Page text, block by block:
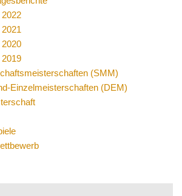
(SMM)
Einzelmeisterschaften (DEM)